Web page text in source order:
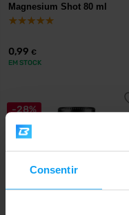
Consentir
Magnesium Shot 80 ml
0,99 €
EM STOCK
-28%